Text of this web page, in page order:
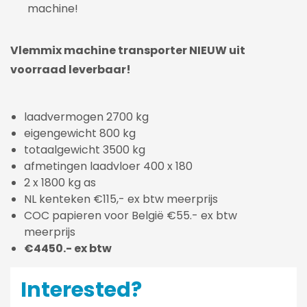
machine!
Vlemmix machine transporter NIEUW uit
voorraad leverbaar!
laadvermogen 2700 kg
eigengewicht 800 kg
totaalgewicht 3500 kg
afmetingen laadvloer 400 x 180
2 x 1800 kg as
NL kenteken €115,- ex btw meerprijs
COC papieren voor België €55.- ex btw
meerprijs
€4450.- ex btw
Interested?